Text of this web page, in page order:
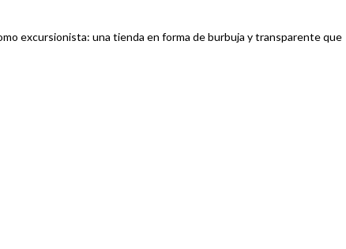
excursionista: una tienda en forma de burbuja y transparente que